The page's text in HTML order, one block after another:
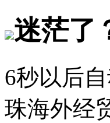
迷茫了
6秒以后
珠海外经